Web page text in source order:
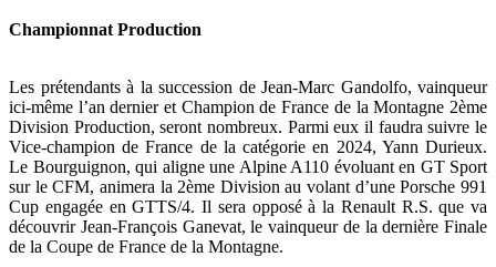
Championnat Production
Les prétendants à la succession de Jean-Marc Gandolfo, vainqueur
ici-même l’an dernier et Champion de France de la Montagne 2ème
Division Production, seront nombreux. Parmi eux il faudra suivre le
Vice-champion de France de la catégorie en 2024, Yann Durieux.
Le Bourguignon, qui aligne une Alpine A110 évoluant en GT Sport
sur le CFM, animera la 2ème Division au volant d’une Porsche 991
Cup engagée en GTTS/4. Il sera opposé à la Renault R.S. que va
découvrir Jean-François Ganevat, le vainqueur de la dernière Finale
de la Coupe de France de la Montagne.